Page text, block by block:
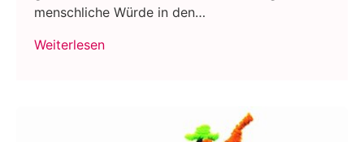
menschliche Würde in den…
Weiterlesen